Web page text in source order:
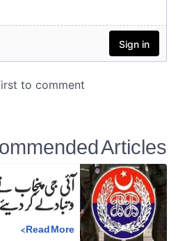
Articles
و تبادلے کر
Read More
>